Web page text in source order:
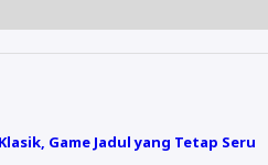
Game Jadul yang Tetap Seru